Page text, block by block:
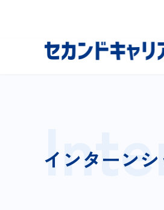
インターン